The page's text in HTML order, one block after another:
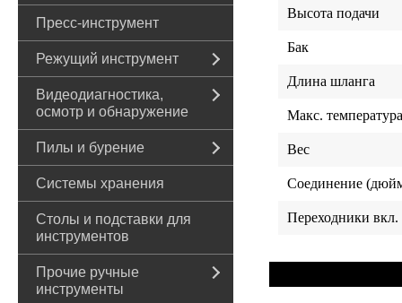
Пресс-инструмент
Режущий инструмент
Видеодиагностика,
осмотр и обнаружение
Пилы и бурение
Системы хранения
Столы и подставки для
инструментов
Прочие ручные
инструменты
Высота подачи
Бак
Длина шланга
Макс. температура
Вес
Соединение
Переходники